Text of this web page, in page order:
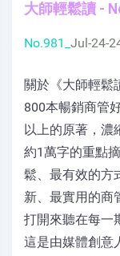
大師輕鬆讀 -
No.981_ Jul-24-
關於《大師輕鬆
800本暢銷商管
以上的原著，濃
約1萬字的重點
鬆、最有效的方
新、最實用的商
打開來聽在每一
這是由媒體創意